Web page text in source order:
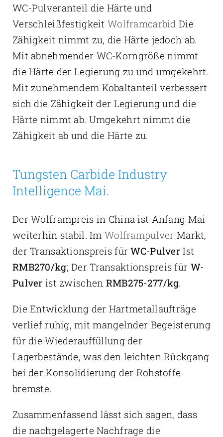
WC-Pulveranteil die Härte und
Verschleißfestigkeit Wolframcarbid Die
Zähigkeit nimmt zu, die Härte jedoch ab.
Mit abnehmender WC-Korngröße nimmt
die Härte der Legierung zu und umgekehrt.
Mit zunehmendem Kobaltanteil verbessert
sich die Zähigkeit der Legierung und die
Härte nimmt ab. Umgekehrt nimmt die
Zähigkeit ab und die Härte zu.
Tungsten Carbide Industry
Intelligence Mai.
Der Wolframpreis in China ist Anfang Mai
weiterhin stabil. Im Wolframpulver Markt,
der Transaktionspreis fürWC-PulverIst
RMB270/kg; Der Transaktionspreis für W-
Pulver ist zwischen RMB275-277/kg.
Die Entwicklung der Hartmetallaufträge
verlief ruhig, mit mangelnder Begeisterung
für die Wiederauffüllung der
Lagerbestände, was den leichten Rückgang
bei der Konsolidierung der Rohstoffe
bremste.
Zusammenfassend lässt sich sagen, dass
die nachgelagerte Nachfrage die